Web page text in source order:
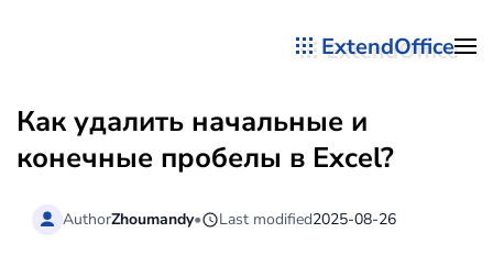
ExtendOffice
Как удалить начальные и
конечные пробелы в Excel?
AuthorZhoumandy• Last modified2025-08-26